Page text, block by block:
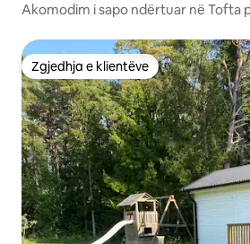
Akomodim i sapo ndërtuar në Tofta
Zgjedhja e klientëve
Zgjedhja e klientëve